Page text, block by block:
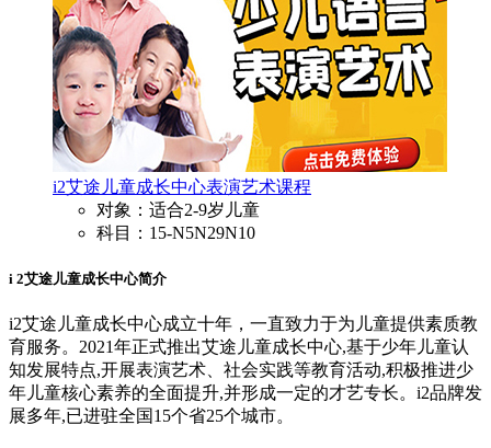
i2艾途儿童成长中心表演艺术课程
对象：适合2-9岁儿童
科目：15-N5N29N10
i 2艾途儿童成长中心简介
i2艾途儿童成长中心成立十年，一直致力于为儿童提供素质教
育服务。2021年正式推出艾途儿童成长中心,基于少年儿童认
知发展特点,开展表演艺术、社会实践等教育活动,积极推进少
年儿童核心素养的全面提升,并形成一定的才艺专长。i2品牌发
展多年,已进驻全国15个省25个城市。